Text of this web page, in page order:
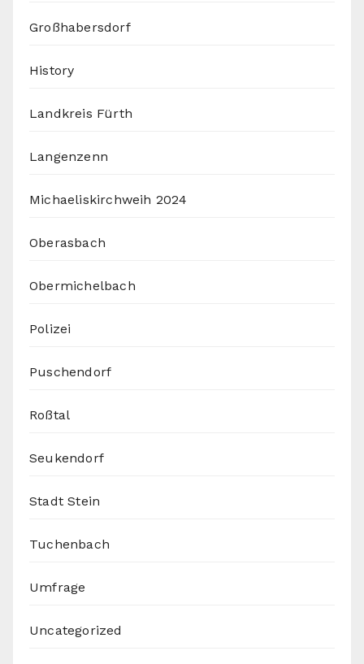
Großhabersdorf
History
Landkreis Fürth
Langenzenn
Michaeliskirchweih 2024
Oberasbach
Obermichelbach
Polizei
Puschendorf
Roßtal
Seukendorf
Stadt Stein
Tuchenbach
Umfrage
Uncategorized